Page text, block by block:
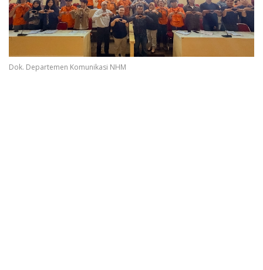
Dok. Departemen Komunikasi NHM